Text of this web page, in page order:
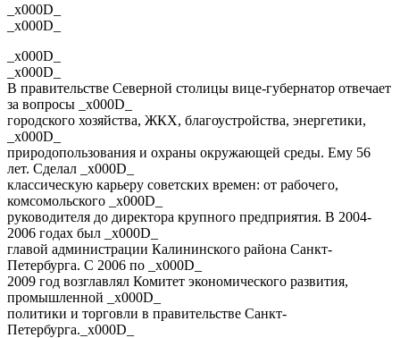
_x000D_
_x000D_
_x000D_
_x000D_
В правительстве Северной столицы вице-губернатор отвечает
за вопросы _x000D_
городского хозяйства, ЖКХ, благоустройства, энергетики,
_x000D_
природопользования и охраны окружающей среды. Ему 56
лет. Сделал _x000D_
классическую карьеру советских времен: от рабочего,
комсомольского _x000D_
руководителя до директора крупного предприятия. В 2004-
2006 годах был _x000D_
главой администрации Калининского района Санкт-
Петербурга. С 2006 по _x000D_
2009 год возглавлял Комитет экономического развития,
промышленной _x000D_
политики и торговли в правительстве Санкт-
Петербурга._x000D_